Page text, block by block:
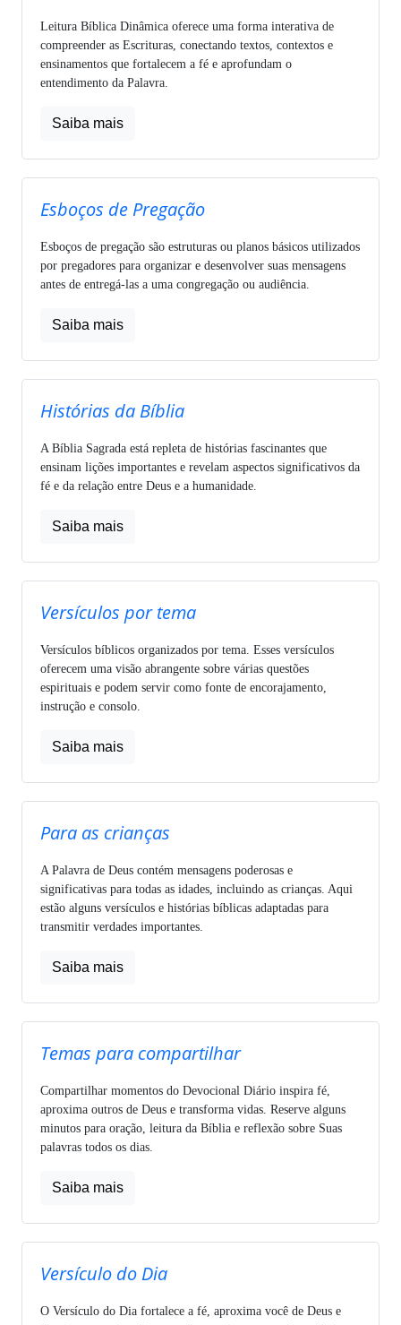
Leitura Bíblica Dinâmica oferece uma forma interativa de
compreender as Escrituras, conectando textos, contextos e
ensinamentos que fortalecem a fé e aprofundam o
entendimento da Palavra.
Saiba mais
Esboços de Pregação
Esboços de pregação são estruturas ou planos básicos utilizados
por pregadores para organizar e desenvolver suas mensagens
antes de entregá-las a uma congregação ou audiência.
Saiba mais
Histórias da Bíblia
A Bíblia Sagrada está repleta de histórias fascinantes que
ensinam lições importantes e revelam aspectos significativos da
fé e da relação entre Deus e a humanidade.
Saiba mais
Versículos por tema
Versículos bíblicos organizados por tema. Esses versículos
oferecem uma visão abrangente sobre várias questões
espirituais e podem servir como fonte de encorajamento,
instrução e consolo.
Saiba mais
Para as crianças
A Palavra de Deus contém mensagens poderosas e
significativas para todas as idades, incluindo as crianças. Aqui
estão alguns versículos e histórias bíblicas adaptadas para
transmitir verdades importantes.
Saiba mais
Temas para compartilhar
Compartilhar momentos do Devocional Diário inspira fé,
aproxima outros de Deus e transforma vidas. Reserve alguns
minutos para oração, leitura da Bíblia e reflexão sobre Suas
palavras todos os dias.
Saiba mais
Versículo do Dia
O Versículo do Dia fortalece a fé, aproxima você de Deus e